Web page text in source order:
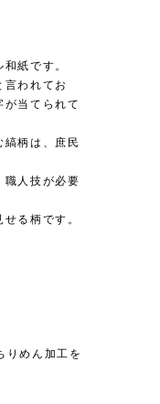
紙です。
われてお
が当てられて
縞柄は、庶民
職人技が必要
る柄です。
めん加工を